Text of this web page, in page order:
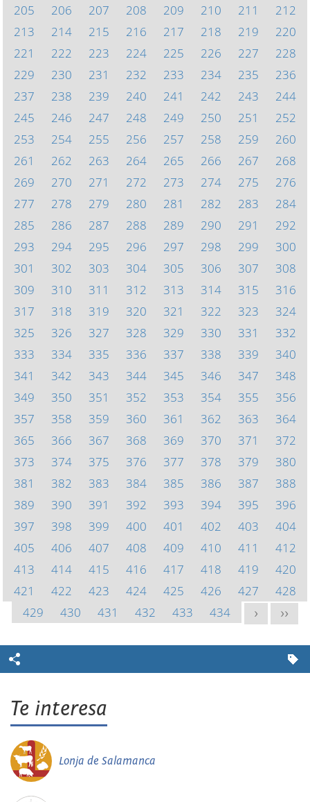
205 206 207 208 209 210 211
212
213
214 215 216 217 218 219
220
221
222 223 224 225 226 227
228
229
230 231 232 233 234 235
236
237
238 239 240 241 242 243
244
245
246 247 248 249 250 251
252
253
254 255 256 257 258 259
260
261
262 263 264 265 266 267
268
269
270 271 272 273 274 275
276
277
278 279 280 281 282 283
284
285
286 287 288 289 290 291
292
293
294 295 296 297 298 299
300
301
302 303 304 305 306 307
308
309
310 311 312 313 314 315
316
317
318 319 320 321 322 323
324
325
326 327 328 329 330 331
332
333
334 335 336 337 338 339
340
341
342 343 344 345 346 347
348
349
350 351 352 353 354 355
356
357
358 359 360 361 362 363
364
365
366 367 368 369 370 371
372
373
374 375 376 377 378 379
380
381
382 383 384 385 386 387
388
389
390 391 392 393 394 395
396
397
398 399 400 401 402 403
404
405
406 407 408 409 410 411
412
413
414 415 416 417 418 419
420
421
422 423 424 425 426 427
428
429
430 431 432 433 434 > >>
Te interesa
Lonja de Salamanca